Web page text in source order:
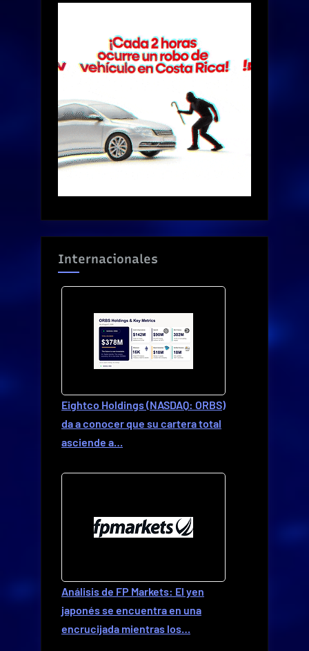
Internacionales
Eightco Holdings (NASDAQ: ORBS)
da a conocer que su cartera total
asciende a…
Análisis de FP Markets: El yen
japonés se encuentra en una
encrucijada mientras los…